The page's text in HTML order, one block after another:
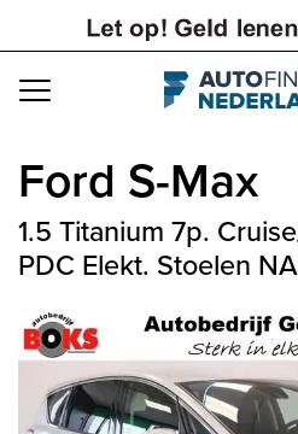
Navigation
Ford S-Max
1.5 Titanium 7p.
PDC Elekt. Stoelen